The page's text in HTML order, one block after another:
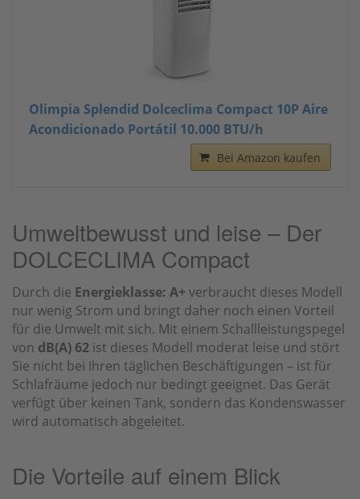
Olimpia Splendid Dolceclima Compact 10P Aire
Acondicionado Portátil 10.000 BTU/h
Bei Amazon kaufen
Umweltbewusst und leise – Der
DOLCECLIMA Compact
Durch die Energieklasse: A+verbraucht dieses Modell
nur wenig Strom und bringt daher noch einen Vorteil
für die Umwelt mit sich. Mit einem Schallleistungspegel
von dB(A) 62 ist dieses Modell moderat leise und stört
Sie nicht bei Ihren täglichen Beschäftigungen – ist für
Schlafräume jedoch nur bedingt geeignet. Das Gerät
verfügt über keinen Tank, sondern das Kondenswasser
wird automatisch abgeleitet.
Die Vorteile auf einem Blick